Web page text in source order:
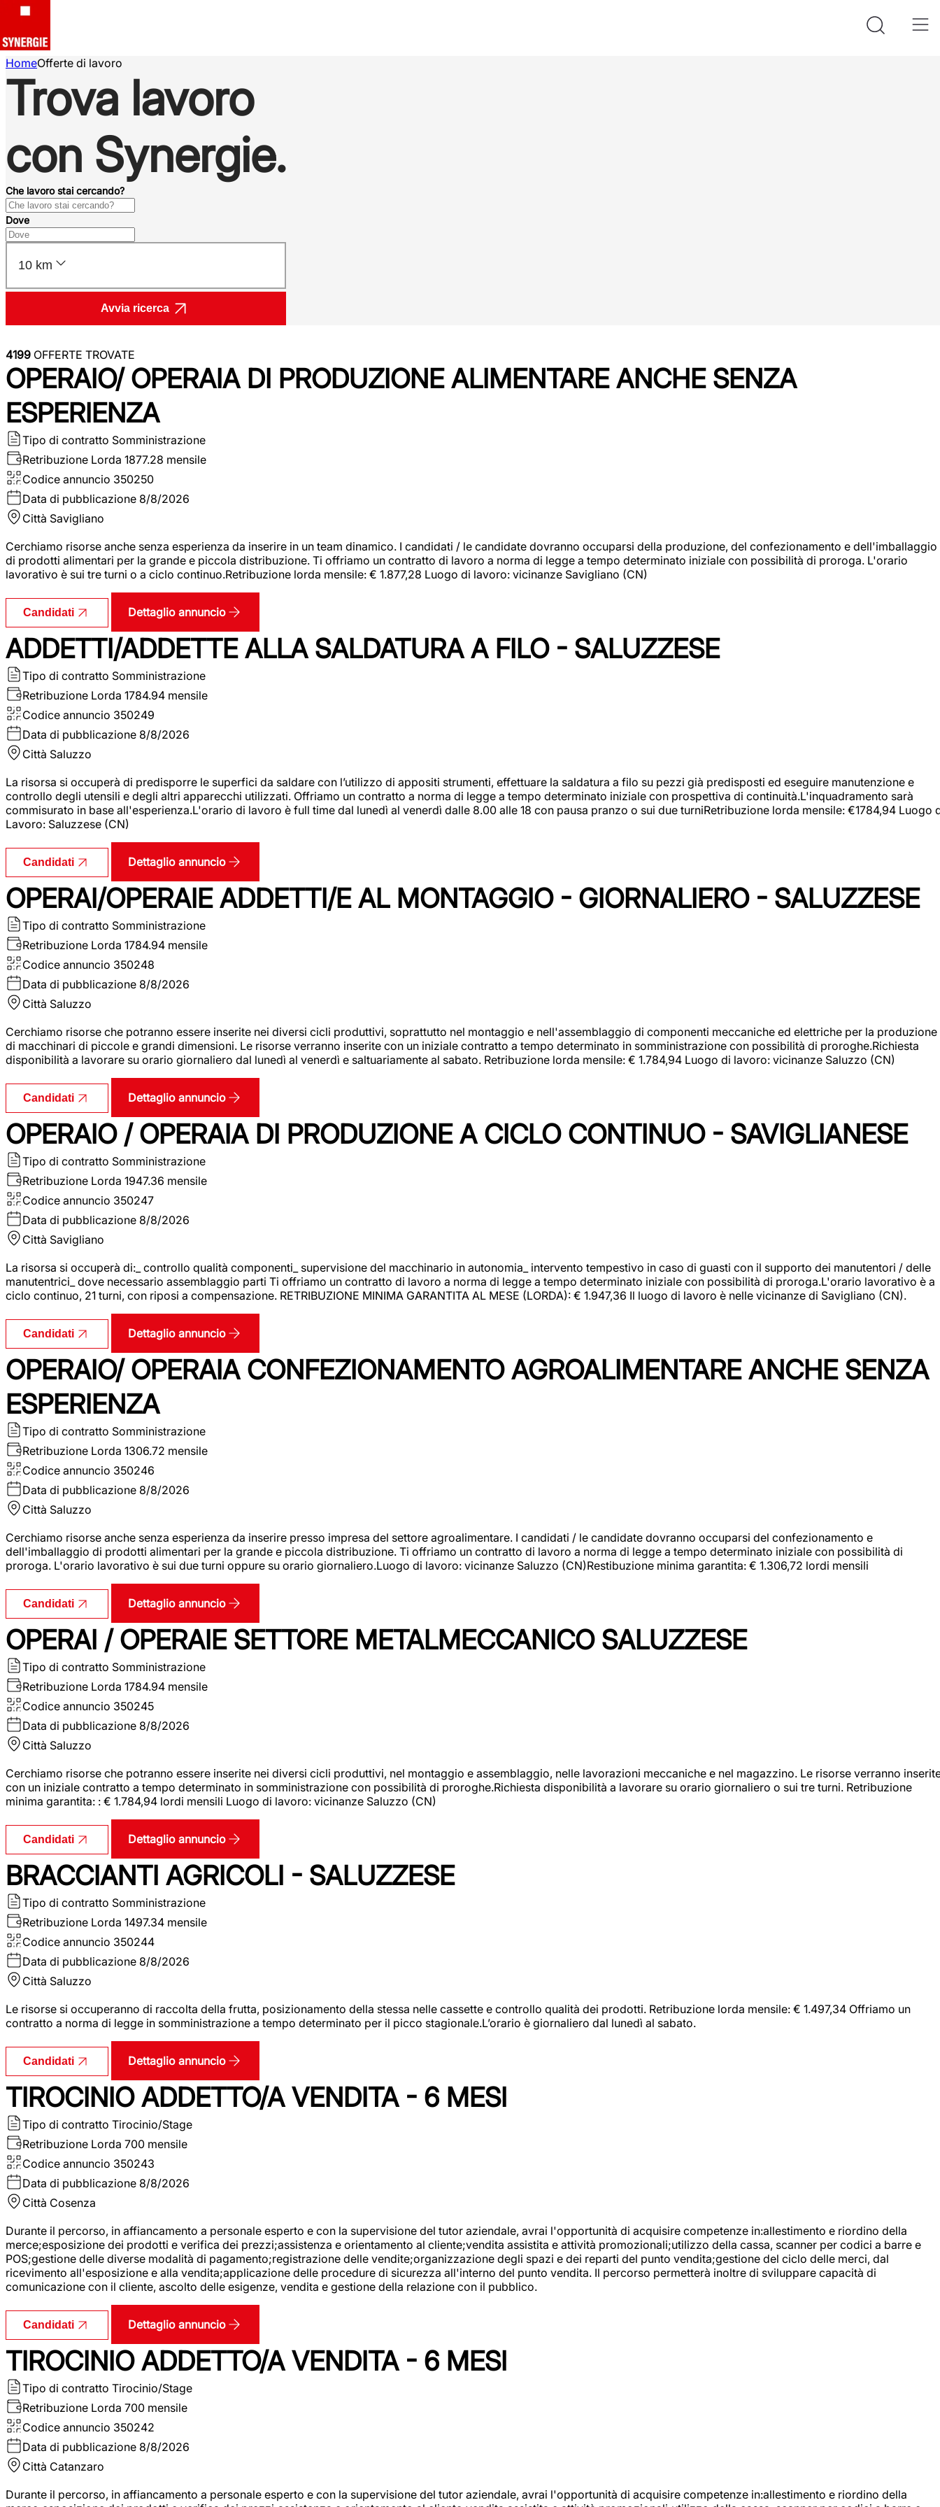
HomeOfferte di lavoro
Trova lavoro
con Synergie.
Che lavoro stai cercando?
Dove
10 km
Avvia ricerca
4199 OFFERTE TROVATE
OPERAIO/ OPERAIA DI PRODUZIONE ALIMENTARE ANCHE SENZA
ESPERIENZA
Tipo di contratto Somministrazione
Retribuzione Lorda 1877.28 mensile
Codice annuncio 350250
Data di pubblicazione 8/8/2026
Città Savigliano
Cerchiamo risorse anche senza esperienza da inserire in un team dinamico. I candidati / le candidate dovranno occuparsi della produzione, del confezionamento e dell'imballaggio
di prodotti alimentari per la grande e piccola distribuzione. Ti offriamo un contratto di lavoro a norma di legge a tempo determinato iniziale con possibilità di proroga. L'orario
lavorativo è sui tre turni o a ciclo continuo.Retribuzione lorda mensile: € 1.877,28 Luogo di lavoro: vicinanze Savigliano (CN)
Candidati Dettaglio annuncio
ADDETTI/ADDETTE ALLA SALDATURA A FILO - SALUZZESE
Tipo di contratto Somministrazione
Retribuzione Lorda 1784.94 mensile
Codice annuncio 350249
Data di pubblicazione 8/8/2026
Città Saluzzo
La risorsa si occuperà di predisporre le superfici da saldare con l’utilizzo di appositi strumenti, effettuare la saldatura a filo su pezzi già predisposti ed eseguire manutenzione e
controllo degli utensili e degli altri apparecchi utilizzati. Offriamo un contratto a norma di legge a tempo determinato iniziale con prospettiva di continuità.L'inquadramento sarà
commisurato in base all'esperienza.L'orario di lavoro è full time dal lunedì al venerdì dalle 8.00 alle 18 con pausa pranzo o sui due turniRetribuzione lorda mensile: €1784,94 Luogo
Lavoro: Saluzzese (CN)
Candidati Dettaglio annuncio
OPERAI/OPERAIE ADDETTI/E AL MONTAGGIO - GIORNALIERO - SALUZZESE
Tipo di contratto Somministrazione
Retribuzione Lorda 1784.94 mensile
Codice annuncio 350248
Data di pubblicazione 8/8/2026
Città Saluzzo
Cerchiamo risorse che potranno essere inserite nei diversi cicli produttivi, soprattutto nel montaggio e nell'assemblaggio di componenti meccaniche ed elettriche per la produzione
di macchinari di piccole e grandi dimensioni. Le risorse verranno inserite con un iniziale contratto a tempo determinato in somministrazione con possibilità di proroghe.Richiesta
disponibilità a lavorare su orario giornaliero dal lunedì al venerdì e saltuariamente al sabato. Retribuzione lorda mensile: € 1.784,94 Luogo di lavoro: vicinanze Saluzzo (CN)
Candidati Dettaglio annuncio
OPERAIO / OPERAIA DI PRODUZIONE A CICLO CONTINUO - SAVIGLIANESE
Tipo di contratto Somministrazione
Retribuzione Lorda 1947.36 mensile
Codice annuncio 350247
Data di pubblicazione 8/8/2026
Città Savigliano
La risorsa si occuperà di:_ controllo qualità componenti_ supervisione del macchinario in autonomia_ intervento tempestivo in caso di guasti con il supporto dei manutentori / delle
manutentrici_ dove necessario assemblaggio parti Ti offriamo un contratto di lavoro a norma di legge a tempo determinato iniziale con possibilità di proroga.L'orario lavorativo è a
ciclo continuo, 21 turni, con riposi a compensazione. RETRIBUZIONE MINIMA GARANTITA AL MESE (LORDA): € 1.947,36 Il luogo di lavoro è nelle vicinanze di Savigliano (CN).
Candidati Dettaglio annuncio
OPERAIO/ OPERAIA CONFEZIONAMENTO AGROALIMENTARE ANCHE SENZA
ESPERIENZA
Tipo di contratto Somministrazione
Retribuzione Lorda 1306.72 mensile
Codice annuncio 350246
Data di pubblicazione 8/8/2026
Città Saluzzo
Cerchiamo risorse anche senza esperienza da inserire presso impresa del settore agroalimentare. I candidati / le candidate dovranno occuparsi del confezionamento e
dell'imballaggio di prodotti alimentari per la grande e piccola distribuzione. Ti offriamo un contratto di lavoro a norma di legge a tempo determinato iniziale con possibilità di
proroga. L'orario lavorativo è sui due turni oppure su orario giornaliero.Luogo di lavoro: vicinanze Saluzzo (CN)Restibuzione minima garantita: € 1.306,72 lordi mensili
Candidati Dettaglio annuncio
OPERAI / OPERAIE SETTORE METALMECCANICO SALUZZESE
Tipo di contratto Somministrazione
Retribuzione Lorda 1784.94 mensile
Codice annuncio 350245
Data di pubblicazione 8/8/2026
Città Saluzzo
Cerchiamo risorse che potranno essere inserite nei diversi cicli produttivi, nel montaggio e assemblaggio, nelle lavorazioni meccaniche e nel magazzino. Le risorse verranno
con un iniziale contratto a tempo determinato in somministrazione con possibilità di proroghe.Richiesta disponibilità a lavorare su orario giornaliero o sui tre turni. Retribuzione
minima garantita: : € 1.784,94 lordi mensili Luogo di lavoro: vicinanze Saluzzo (CN)
Candidati Dettaglio annuncio
BRACCIANTI AGRICOLI - SALUZZESE
Tipo di contratto Somministrazione
Retribuzione Lorda 1497.34 mensile
Codice annuncio 350244
Data di pubblicazione 8/8/2026
Città Saluzzo
Le risorse si occuperanno di raccolta della frutta, posizionamento della stessa nelle cassette e controllo qualità dei prodotti. Retribuzione lorda mensile: € 1.497,34 Offriamo un
contratto a norma di legge in somministrazione a tempo determinato per il picco stagionale.L’orario è giornaliero dal lunedì al sabato.
Candidati Dettaglio annuncio
TIROCINIO ADDETTO/A VENDITA - 6 MESI
Tipo di contratto Tirocinio/Stage
Retribuzione Lorda 700 mensile
Codice annuncio 350243
Data di pubblicazione 8/8/2026
Città Cosenza
Durante il percorso, in affiancamento a personale esperto e con la supervisione del tutor aziendale, avrai l'opportunità di acquisire competenze in:allestimento e riordino della
merce;esposizione dei prodotti e verifica dei prezzi;assistenza e orientamento al cliente;vendita assistita e attività promozionali;utilizzo della cassa, scanner per codici a barre e
POS;gestione delle diverse modalità di pagamento;registrazione delle vendite;organizzazione degli spazi e dei reparti del punto vendita;gestione del ciclo delle merci, dal
ricevimento all'esposizione e alla vendita;applicazione delle procedure di sicurezza all'interno del punto vendita. Il percorso permetterà inoltre di sviluppare capacità di
comunicazione con il cliente, ascolto delle esigenze, vendita e gestione della relazione con il pubblico.
Candidati Dettaglio annuncio
TIROCINIO ADDETTO/A VENDITA - 6 MESI
Tipo di contratto Tirocinio/Stage
Retribuzione Lorda 700 mensile
Codice annuncio 350242
Data di pubblicazione 8/8/2026
Città Catanzaro
Durante il percorso, in affiancamento a personale esperto e con la supervisione del tutor aziendale, avrai l'opportunità di acquisire competenze in:allestimento e riordino della